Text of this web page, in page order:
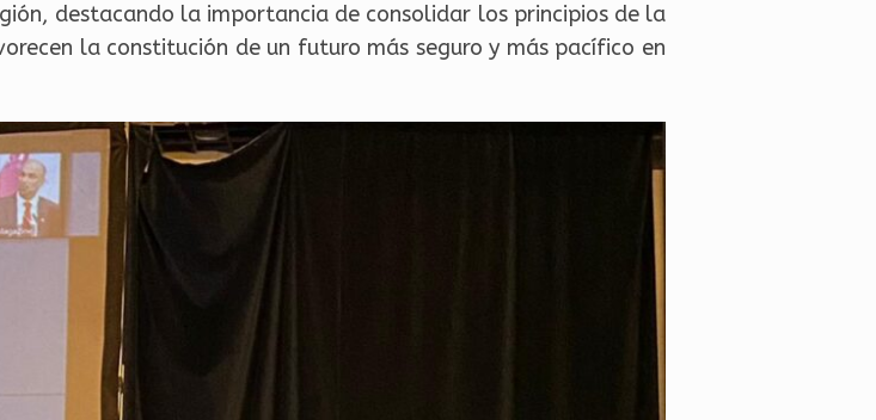
destacando la importancia de consolidar los principios de la
la constitución de un futuro más seguro y más pacífico en